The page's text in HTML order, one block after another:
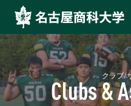
クラブ/
Clubs &